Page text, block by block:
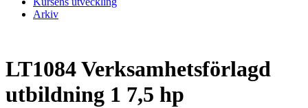
Arkiv
LT1084 Verksamhetsförlagd
utbildning 1 7,5 hp